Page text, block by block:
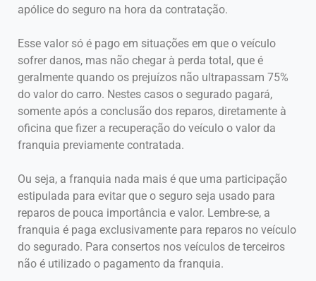
apólice do seguro na hora da contratação.
Esse valor só é pago em situações em que o veículo
sofrer danos, mas não chegar à perda total, que é
geralmente quando os prejuízos não ultrapassam 75%
do valor do carro. Nestes casos o segurado pagará,
somente após a conclusão dos reparos, diretamente à
oficina que fizer a recuperação do veículo o valor da
franquia previamente contratada.
Ou seja, a franquia nada mais é que uma participação
estipulada para evitar que o seguro seja usado para
reparos de pouca importância e valor. Lembre-se, a
franquia é paga exclusivamente para reparos no veículo
do segurado. Para consertos nos veículos de terceiros
não é utilizado o pagamento da franquia.